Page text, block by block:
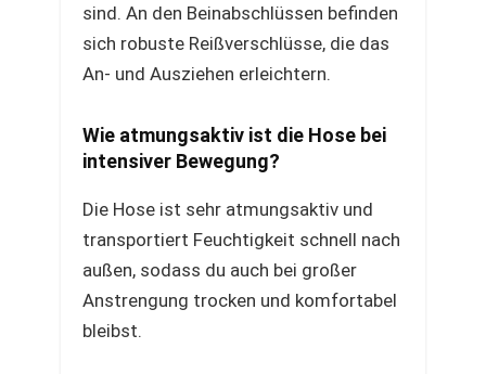
sind. An den Beinabschlüssen befinden
sich robuste Reißverschlüsse, die das
An- und Ausziehen erleichtern.
Wie atmungsaktiv ist die Hose bei
intensiver Bewegung?
Die Hose ist sehr atmungsaktiv und
transportiert Feuchtigkeit schnell nach
außen, sodass du auch bei großer
Anstrengung trocken und komfortabel
bleibst.